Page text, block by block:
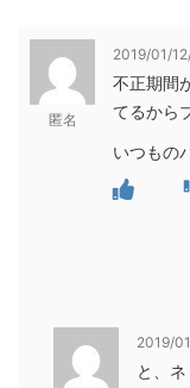
匿名
2019/01/
不正期間
てるから
いつもの
2019/
と、